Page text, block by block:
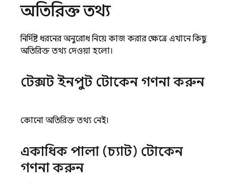
অতিরিক্ত তথ্য
নির্দিষ্ট ধরনের অনুরোধ নিয়ে কাজ করার ক্ষেত্রে এখানে কিছু
অতিরিক্ত তথ্য দেওয়া হলো।
টেক্সট ইনপুট টোকেন গণনা করুন
কোনো অতিরিক্ত তথ্য নেই।
একাধিক পালা (চ্যাট) টোকেন
গণনা করুন